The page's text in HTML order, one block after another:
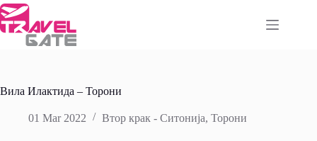
Skip
to
content
Вила Илактида – Торони
01 Mar 2022 Втор крак - Ситонија, Торони